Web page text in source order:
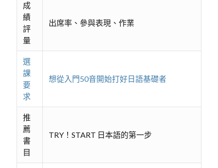
成
績
評
量
出席率、參與表現、作業
選
課
要
求
想從入門50音開始打好日語基礎者
推
薦
書
目
TRY！START 日本語的第一步